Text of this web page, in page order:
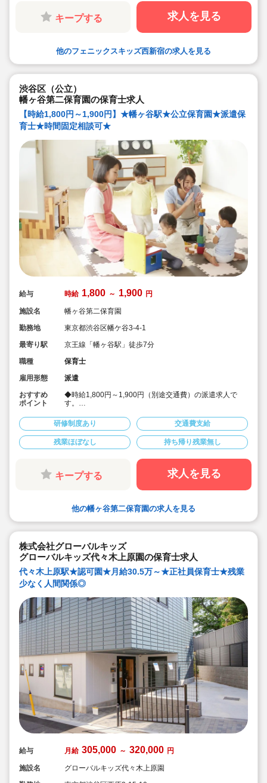
キープする 求人を見る
他のフェニックスキッズ西新宿の求人を見る
渋谷区（公立）
幡ヶ谷第二保育園の保育士求人
【時給1,800円～1,900円】★幡ヶ谷駅★公立保育園★派遣保
育士★時間固定相談可★
給与 時給 1,800 ～ 1,900 円
施設名
幡ヶ谷第二保育園
勤務地
東京都渋谷区幡ケ谷3-4-1
最寄り駅
京王線「幡ヶ谷駅」徒歩7分
職種
保育士
雇用形態
派遣
おすすめ
ポイント
◆時給1,800円～1,900円（別途交通費）の派遣求人で
す。
◆幡ヶ谷駅(京王線)から徒歩圏内の公立保育園です。
◆優しい園長、かわいい子どもたちが新しい先生を心待
ちにしています。
◆人気の公立保育園のお仕事です
人員配置がしっかりしている
休み取りやすい環境(代替職員制度あり)
高時給設定の求人
※保育園運営事業者でもある当社の保育士専任コンサル
す。
研修制度あり 交通費支給
残業ほぼなし 持ち帰り残業無し
キープする 求人を見る
他の幡ヶ谷第二保育園の求人を見る
株式会社グローバルキッズ
グローバルキッズ代々木上原園の保育士求人
代々木上原駅★認可園★月給30.5万～★正社員保育士★残業
少なく人間関係◎
給与 月給 305,000 ～ 320,000 円
施設名
グローバルキッズ代々木上原園